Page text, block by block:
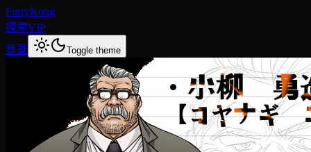
FurryKong
探索VIP
登录
Toggle theme